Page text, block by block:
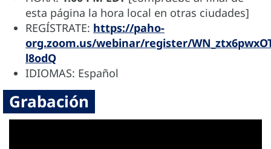
esta página la hora local en otras ciudades]
REGÍSTRATE: https://paho-
org.zoom.us/webinar/register/
l8odQ
IDIOMAS: Español
Grabación